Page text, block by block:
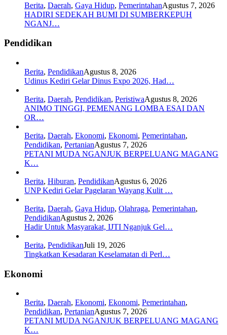
Berita, Daerah, Gaya Hidup, PemerintahanAgustus 7, 2026
HADIRI SEDEKAH BUMI DI SUMBERKEPUH
NGANJ…
Pendidikan
Berita, PendidikanAgustus 8, 2026
Udinus Kediri Gelar Dinus Expo 2026, Had…
Berita, Daerah, Pendidikan, PeristiwaAgustus 8, 2026
ANIMO TINGGI, PEMENANG LOMBA ESAI DAN
OR…
Berita, Daerah, Ekonomi, Ekonomi, Pemerintahan,
Pendidikan, PertanianAgustus 7, 2026
PETANI MUDA NGANJUK BERPELUANG MAGANG
K…
Berita, Hiburan, PendidikanAgustus 6, 2026
UNP Kediri Gelar Pagelaran Wayang Kulit …
Berita, Daerah, Gaya Hidup, Olahraga, Pemerintahan,
PendidikanAgustus 2, 2026
Hadir Untuk Masyarakat, IJTI Nganjuk Gel…
Berita, PendidikanJuli 19, 2026
Tingkatkan Kesadaran Keselamatan di Perl…
Ekonomi
Berita, Daerah, Ekonomi, Ekonomi, Pemerintahan,
Pendidikan, PertanianAgustus 7, 2026
PETANI MUDA NGANJUK BERPELUANG MAGANG
K…